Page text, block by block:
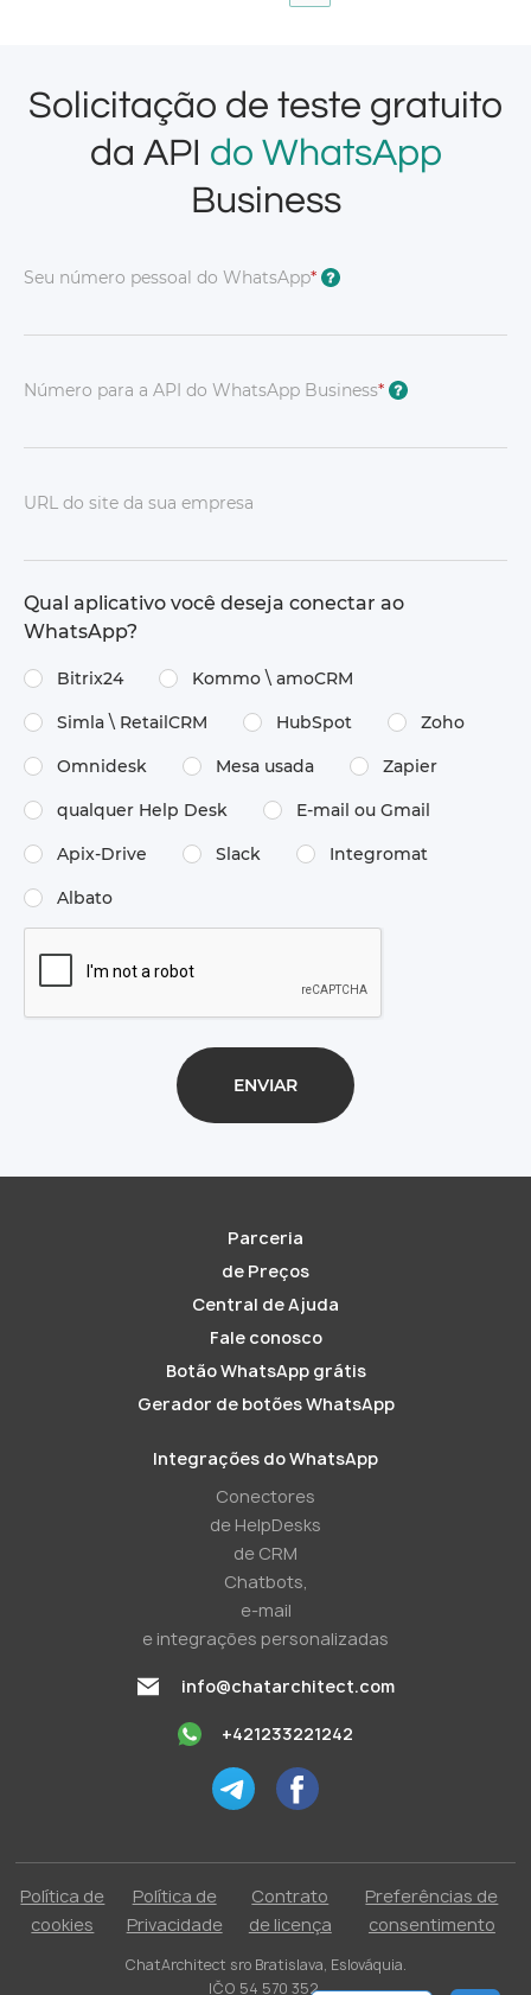
Solicitação de teste gratuito
da API do WhatsApp
Business
Seu número pessoal do WhatsApp* ?
Número para a API do WhatsApp Business* ?
URL do site da sua empresa
Qual aplicativo você deseja conectar ao
WhatsApp?
Bitrix24 Kommo \ amoCRM
Simla \ RetailCRM HubSpot Zoho
Omnidesk Mesa usada Zapier
qualquer Help Desk E-mail ou Gmail
Apix-Drive Slack Integromat
Albato
Parceria
de Preços
Central de Ajuda
Fale conosco
Botão WhatsApp grátis
Gerador de botões WhatsApp
Integrações do WhatsApp
Conectores
de HelpDesks
de CRM
Chatbots,
e-mail
e integrações personalizadas
info@chatarchitect.com
+421233221242
Política de
cookies
Política de
Privacidade
Contrato
de licença
Preferências de
consentimento
ChatArchitect sro Bratislava, Eslováquia.
IČO 54 570 352.